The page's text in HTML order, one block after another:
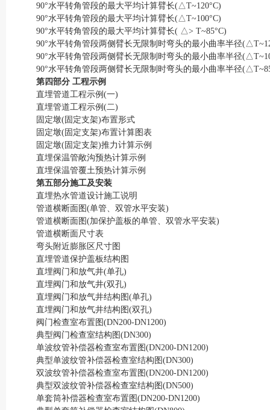
90°水平转角管段的最大平均计算臂长(△T~120°C)
90°水平转角管段的最大平均计算臂长(△T~100°C)
90°水平转角管段的最大平均计算臂长( △> T~85°C)
90°水平转角管段两侧臂长无限制时弯头的最小曲率半径
90°水平转角管段两侧臂长无限制时弯头的最小曲率半径
90°水平转角管段两侧臂长无限制时弯头的最小曲率半径
第四部分 工程示例
直埋管道工程示例(一)
直埋管道工程示例(二)
固定墩(固定支架)布置形式
固定墩(固定支架)布置计算图表
固定墩(固定支架)推力计算示例
直埋保温管敞沟预热计算示例
直埋保温管覆土预热计算示例
第五部分施工及安装
直埋热水管道设计施工说明
管道横断面图(单管、双管水平安装)
管道横断面图(加保护盖板的单管、双管水平安装)
管道横断面尺寸表
弯头附近膨胀区尺寸图
直埋管道保护盖板结构图
直埋阀门和放气井(单孔)
直埋阀门和放气井(双孔)
直埋阀门和放气井结构图(单孔)
直埋阀门和放气井结构图(双孔)
阀门检查室布置图(DN200-DN1200)
典型阀门检查室结构图(DN300)
单波纹管补偿器检查室布置图(DN200-DN1200)
典型单波纹管补偿器检查室结构图(DN300)
双波纹管补偿器检查室布置图(DN200-DN1200)
典型双波纹管补偿器检查室结构图(DN500)
单套筒补偿器检查室布置图(DN200-DN1200)